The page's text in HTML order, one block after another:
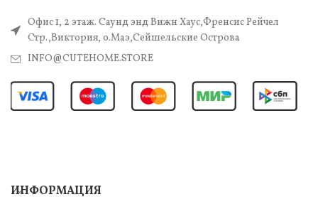
Офис 1, 2 этаж. Саунд энд Вижн Хаус,Френсис Рейчел
Стр.,Виктория, о.Маэ,Сейшельские Острова
INFO@CUTEHOME.STORE
ИНФОРМАЦИЯ